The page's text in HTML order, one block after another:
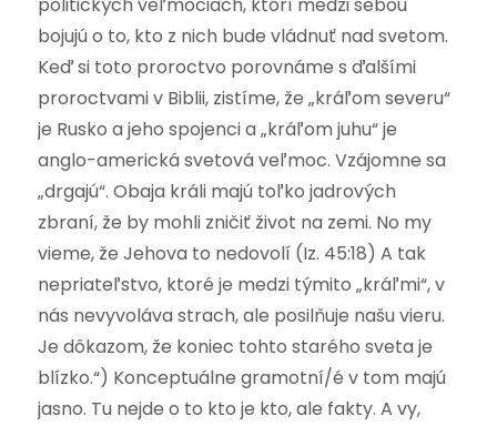
bojujú o to, kto z nich bude vládnuť nad svetom.
Keď si toto proroctvo porovnáme s ďalšími
proroctvami v Biblii, zistíme, že „kráľom severu“
je Rusko a jeho spojenci a „kráľom juhu“ je
anglo-americká svetová veľmoc. Vzájomne sa
„drgajú“. Obaja králi majú toľko jadrových
zbraní, že by mohli zničiť život na zemi. No my
vieme, že Jehova to nedovolí (Iz. 45:18) A tak
nepriateľstvo, ktoré je medzi týmito „kráľmi“, v
nás nevyvoláva strach, ale posilňuje našu vieru.
Je dôkazom, že koniec tohto starého sveta je
blízko.“) Konceptuálne gramotní/é v tom majú
jasno. Tu nejde o to kto je kto, ale fakty. A vy,